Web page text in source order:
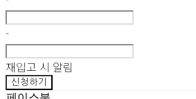
-
재입고 시 알림
신청하기